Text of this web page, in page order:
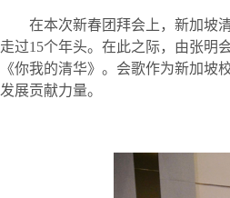
在本次新春团拜会上，新加坡
走过15个年头。在此之际，由张明
《你我的清华》。会歌作为新加
发展贡献力量。